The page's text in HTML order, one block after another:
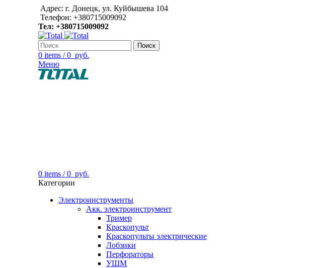
Адрес: г. Донецк, ул. Куйбышева 104
Телефон: +380715009092
Тел: +380715009092
Поиск
0 items / 0 руб.
Меню
0 items / 0 руб.
Категории
Электроинструменты
Акк. электроинструмент
Тример
Краскопульт
Краскопульты электрические
Лобзики
Перфораторы
УШМ